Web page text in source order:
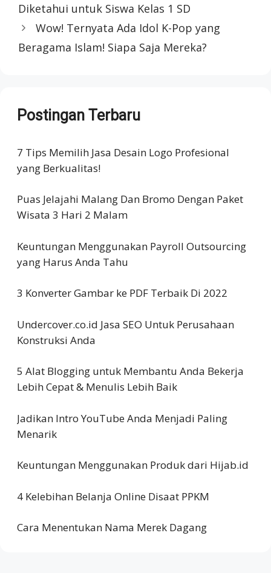
Diketahui untuk Siswa Kelas 1 SD
Wow! Ternyata Ada Idol K-Pop yang
Beragama Islam! Siapa Saja Mereka?
Postingan Terbaru
7 Tips Memilih Jasa Desain Logo Profesional
yang Berkualitas!
Puas Jelajahi Malang Dan Bromo Dengan Paket
Wisata 3 Hari 2 Malam
Keuntungan Menggunakan Payroll Outsourcing
yang Harus Anda Tahu
3 Konverter Gambar ke PDF Terbaik Di 2022
Undercover.co.id Jasa SEO Untuk Perusahaan
Konstruksi Anda
5 Alat Blogging untuk Membantu Anda Bekerja
Lebih Cepat & Menulis Lebih Baik
Jadikan Intro YouTube Anda Menjadi Paling
Menarik
Keuntungan Menggunakan Produk dari Hijab.id
4 Kelebihan Belanja Online Disaat PPKM
Cara Menentukan Nama Merek Dagang